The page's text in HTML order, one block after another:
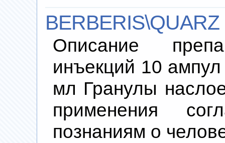
BERBERIS\QUARZ
Описание
инъекций 10
мл Гранулы
применения
познаниям о